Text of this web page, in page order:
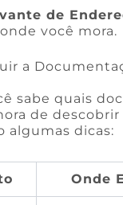
de
você mora.
a
sabe quais
de
algumas dicas:
Onde